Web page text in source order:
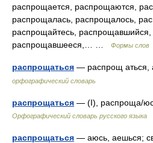
распрощается, распрощаются,
распрощалась, распрощалось,
распрощайтесь,
распрощавшееся,… …
Формы слов
распрощаться — распрощ
орфографический словарь
распрощаться — (I), распроща/
Орфографический словарь русского языка
распрощаться — аюсь, аешься;